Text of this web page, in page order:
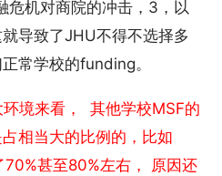
机对商院的冲击，3，以
导致了JHU不得不选择多
常学校的funding。
境来看， 其他学校MSF的
相当大的比例的，比如
甚至80%左右， 原因还